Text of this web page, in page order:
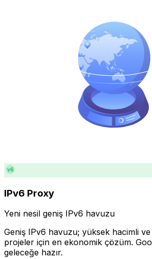
v6
IPv6 Proxy
Yeni nesil geniş IPv6 havuzu
Geniş IPv6 havuzu; yüksek hacimli
projeler için en ekonomik çözüm.
geleceğe hazır.